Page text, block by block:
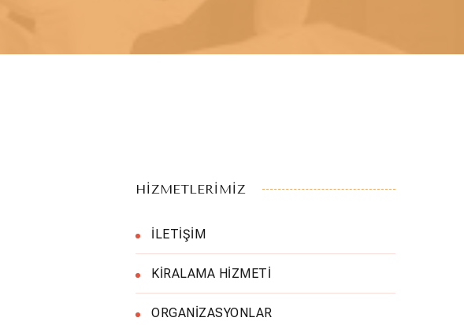
HİZMETLERİMİZ
İLETİŞİM
KİRALAMA HİZMETİ
ORGANİZASYONLAR